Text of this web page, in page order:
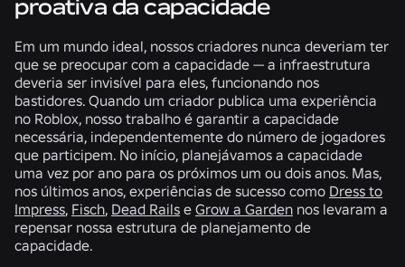
proativa da capacidade
Em um mundo ideal, nossos criadores nunca deveriam ter
que se preocupar com a capacidade — a infraestrutura
deveria ser invisível para eles, funcionando nos
bastidores. Quando um criador publica uma experiência
no Roblox, nosso trabalho é garantir a capacidade
necessária, independentemente do número de jogadores
que participem. No início, planejávamos a capacidade
uma vez por ano para os próximos um ou dois anos. Mas,
nos últimos anos, experiências de sucesso como Dress to
Impress, Fisch, Dead Rails e Grow a Garden nos levaram a
repensar nossa estrutura de planejamento de
capacidade.